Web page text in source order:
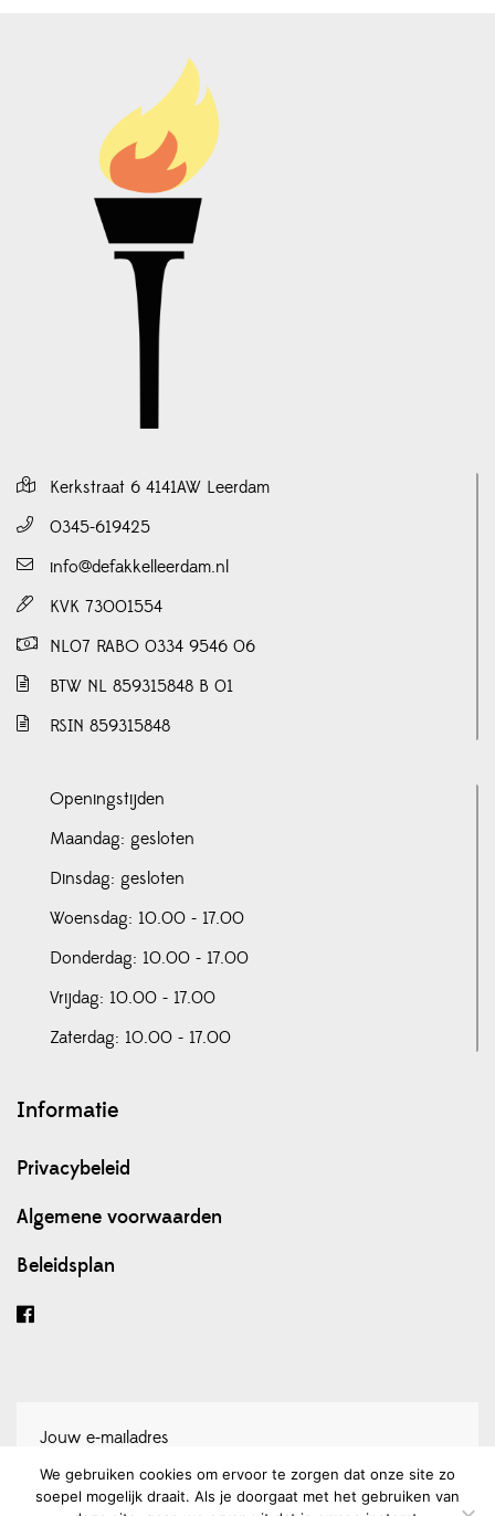
Kerkstraat 6 4141AW Leerdam
0345-619425
info@defakkelleerdam.nl
KVK 73001554
NL07 RABO 0334 9546 06
BTW NL 859315848 B 01
RSIN 859315848
Openingstijden
Maandag: gesloten
Dinsdag: gesloten
Woensdag: 10.00 - 17.00
Donderdag: 10.00 - 17.00
Vrijdag: 10.00 - 17.00
Zaterdag: 10.00 - 17.00
Informatie
Privacybeleid
Algemene voorwaarden
Beleidsplan
We gebruiken cookies om ervoor te zorgen dat onze site zo
soepel mogelijk draait. Als je doorgaat met het gebruiken van